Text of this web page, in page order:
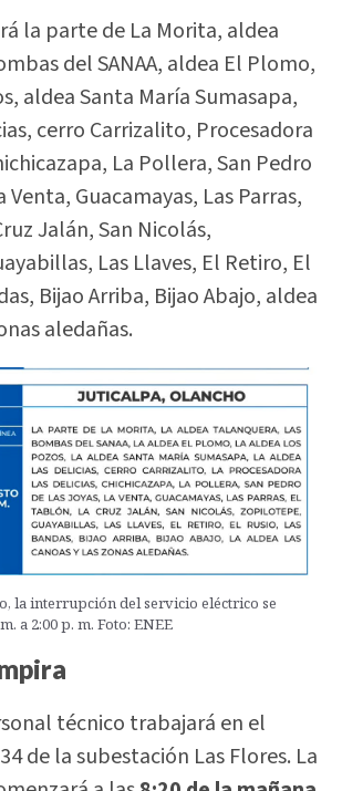
la parte de La Morita, aldea
del SANAA, aldea El Plomo,
aldea Santa María Sumasapa,
cerro Carrizalito, Procesadora
La Pollera, San Pedro
Venta, Guacamayas, Las Parras,
Jalán, San Nicolás,
Las Llaves, El Retiro, El
Bijao Arriba, Bijao Abajo, aldea
aledañas.
la interrupción del servicio eléctrico se
a 2:00 p. m. Foto: ENEE
técnico trabajará en el
de la subestación Las Flores. La